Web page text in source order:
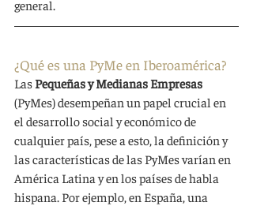
general.
¿Qué es una PyMe en Iberoamérica?
Las Pequeñas y Medianas Empresas
(PyMes) desempeñan un papel crucial en
el desarrollo social y económico de
cualquier país, pese a esto, la definición y
las características de las PyMes varían en
América Latina y en los países de habla
hispana. Por ejemplo, en España, una